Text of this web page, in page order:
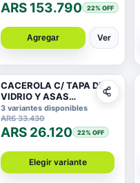
ARS 153.790 22% OFF
Agregar Ver
CACEROLA C/ TAPA DE
VIDRIO Y ASAS
ANTIDESLIZANTE 20X
9.5CM 1,8MM
3 variantes disponibles
ARS 33.430
ARS 26.120 22% OFF
Elegir variante